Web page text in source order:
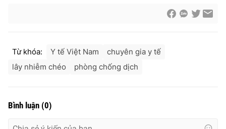
® Cấm sao chép dưới mọi hình thức nếu không có sự chấp
thuận bằng văn bản. Ghi rõ nguồn VTV.vn khi phát hành lại
Từ khóa: Y tế Việt Nam
chuyên gia y tế
lây nhiễm chéo
phòng chống dịch
Bình luận (0)